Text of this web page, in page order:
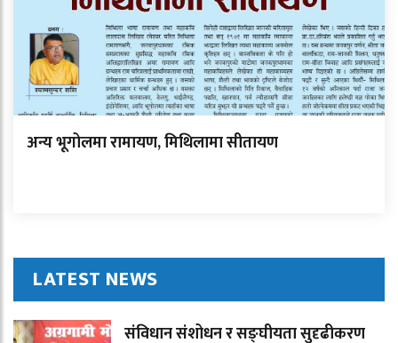
अन्य भूगोलमा रामायण, मिथिलामा सीतायण
LATEST NEWS
संविधान संशोधन र सङ्घीयता सुदृढीकरण